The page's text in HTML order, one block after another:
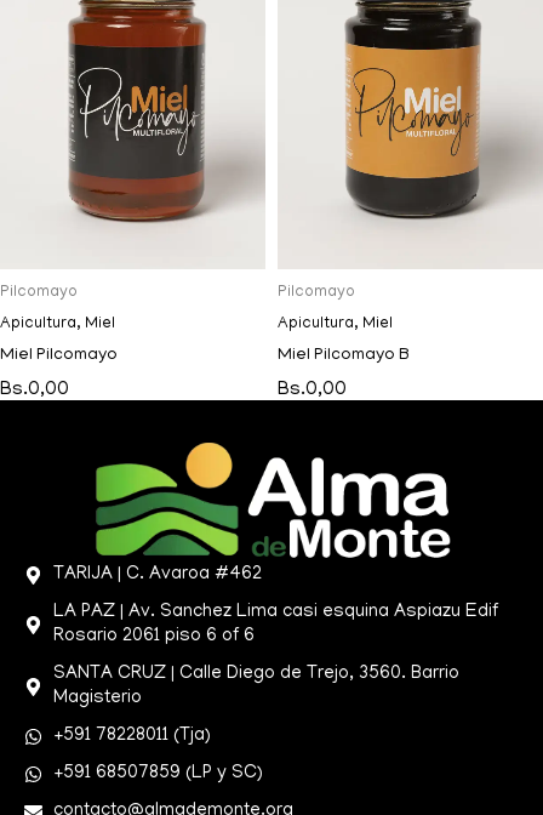
Pilcomayo
Apicultura, Miel
Miel Pilcomayo
Bs.0,00
Pilcomayo
Apicultura, Miel
Miel Pilcomayo B
Bs.0,00
TARIJA | C. Avaroa #462
LA PAZ | Av. Sanchez Lima casi esquina Aspiazu Edif
Rosario 2061 piso 6 of 6
SANTA CRUZ | Calle Diego de Trejo, 3560. Barrio
Magisterio
+591 78228011 (Tja)
+591 68507859 (LP y SC)